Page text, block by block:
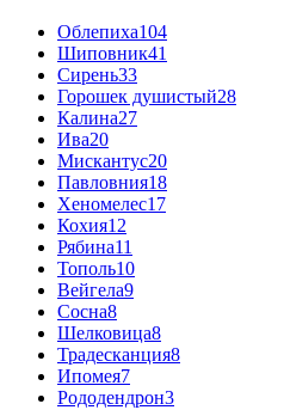
Облепиха104
Шиповник41
Сирень33
Горошек душистый28
Калина27
Ива20
Мискантус20
Павловния18
Хеномелес17
Кохия12
Рябина11
Тополь10
Вейгела9
Сосна8
Шелковица8
Традесканция8
Ипомея7
Рододендрон3